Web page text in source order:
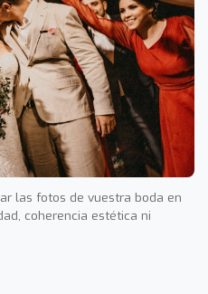
las fotos de vuestra boda en
coherencia estética ni